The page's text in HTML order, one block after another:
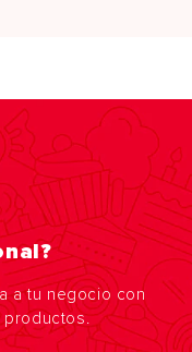
a tu negocio con
productos.